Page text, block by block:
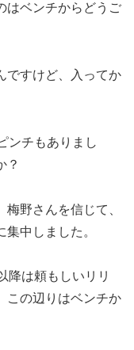
はベンチからどうご
ですけど、入ってか
ンチもありまし
？
梅野さんを信じて、
中しました。
降は頼もしいリリ
この辺りはベンチか